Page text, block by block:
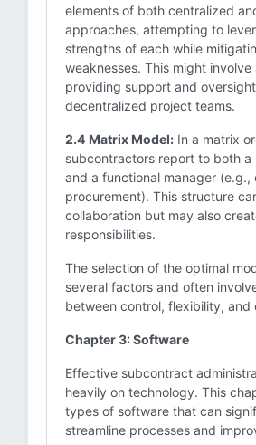
elements of both centralized
approaches, attempting to
strengths of each while
weaknesses. This might
providing support and
decentralized project teams.
2.4 Matrix Model: In a matrix
subcontractors report to both a
and a functional manager (e.g.,
procurement). This structure
collaboration but may also
responsibilities.
The selection of the optimal
several factors and often
between control, flexibility, and
Chapter 3: Software
Effective subcontract
heavily on technology. This
types of software that can
streamline processes and